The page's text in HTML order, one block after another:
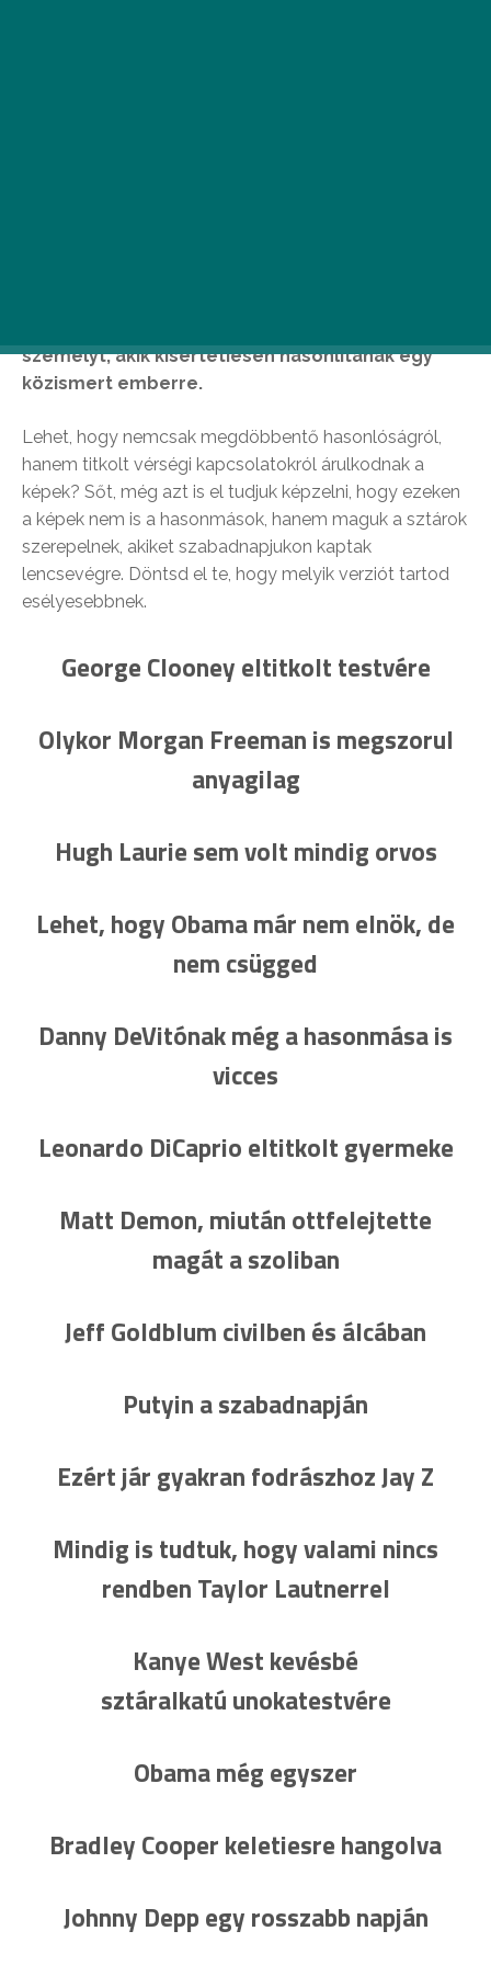
személyt, akik kísértetiesen hasonlítanak egy
közismert emberre.
Lehet, hogy nemcsak megdöbbentő hasonlóságról,
hanem titkolt vérségi kapcsolatokról árulkodnak a
képek? Sőt, még azt is el tudjuk képzelni, hogy ezeken
a képek nem is a hasonmások, hanem maguk a sztárok
szerepelnek, akiket szabadnapjukon kaptak
lencsevégre. Döntsd el te, hogy melyik verziót tartod
esélyesebbnek.
George Clooney eltitkolt testvére
Olykor Morgan Freeman is megszorul
anyagilag
Hugh Laurie sem volt mindig orvos
Lehet, hogy Obama már nem elnök, de
nem csügged
Danny DeVitónak még a hasonmása is
vicces
Leonardo DiCaprio eltitkolt gyermeke
Matt Demon, miután ottfelejtette
magát a szoliban
Jeff Goldblum civilben és álcában
Putyin a szabadnapján
Ezért jár gyakran fodrászhoz Jay Z
Mindig is tudtuk, hogy valami nincs
rendben Taylor Lautnerrel
Kanye West kevésbé
sztáralkatú unokatestvére
Obama még egyszer
Bradley Cooper keletiesre hangolva
Johnny Depp egy rosszabb napján